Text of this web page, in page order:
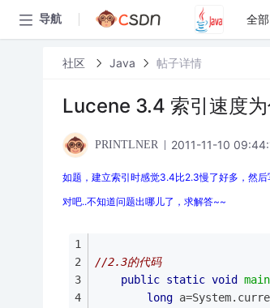
导航 全部
社区 Java 帖子详情
Lucene 3.4 索引速度
PRINTLNER 2011-11-10
如题，建立索引时感觉3.4比2.3慢了好多，然
对吧..不知道问题出哪儿了，求解答~~
//2.3的代码
public static void main
long